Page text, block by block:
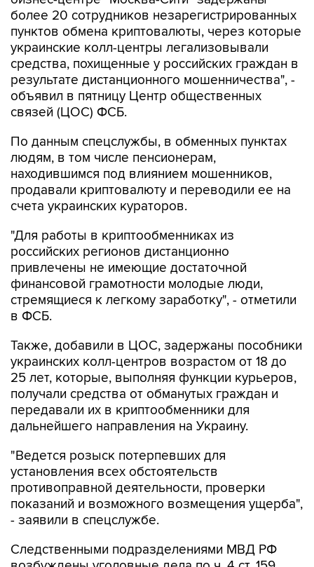
более 20 сотрудников незарегистрированных
пунктов обмена криптовалюты, через которые
украинские колл-центры легализовывали
средства, похищенные у российских граждан в
результате дистанционного мошенничества", -
объявил в пятницу Центр общественных
связей (ЦОС) ФСБ.
По данным спецслужбы, в обменных пунктах
людям, в том числе пенсионерам,
находившимся под влиянием мошенников,
продавали криптовалюту и переводили ее на
счета украинских кураторов.
"Для работы в криптообменниках из
российских регионов дистанционно
привлечены не имеющие достаточной
финансовой грамотности молодые люди,
стремящиеся к легкому заработку", - отметили
в ФСБ.
Также, добавили в ЦОС, задержаны пособники
украинских колл-центров возрастом от 18 до
25 лет, которые, выполняя функции курьеров,
получали средства от обманутых граждан и
передавали их в криптообменники для
дальнейшего направления на Украину.
"Ведется розыск потерпевших для
установления всех обстоятельств
противоправной деятельности, проверки
показаний и возможного возмещения ущерба",
- заявили в спецслужбе.
Следственными подразделениями МВД РФ